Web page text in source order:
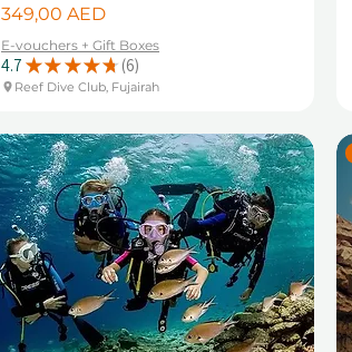
Цена
349,00 AED
E-vouchers + Gift Boxes
4.7 ★ ★ ★ ★ ★ 6
6
Reef Dive Club, Fujairah